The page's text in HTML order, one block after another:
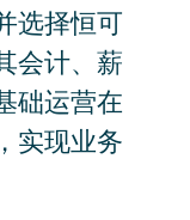
选择恒可
会计、薪
础运营在
实现业务